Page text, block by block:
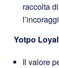
raccolta
Yotpo
Il valore